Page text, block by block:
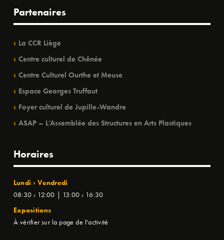
Partenaires
La CCR Liège
Centre culturel de Chênée
Centre Culturel Ourthe et Meuse
Espace Georges Truffaut
Foyer culturel de Jupille-Wandre
ASAP – L’Assemblée des Structures en Arts Plastiques
Horaires
Lundi › Vendredi
08:30 › 12:00 | 13:00 › 16:30
Expositions
À vérifier sur la page de l'activité